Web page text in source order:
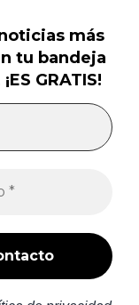
más
tu bandeja
GRATIS!